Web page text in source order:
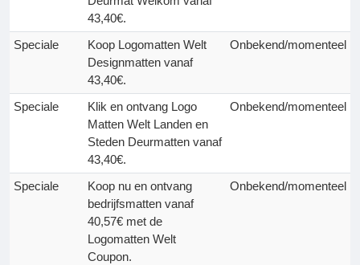
43,40€.
Speciale
Koop Logomatten Welt
Designmatten vanaf
43,40€.
Onbekend/momenteel
Speciale
Klik en ontvang Logo
Matten Welt Landen en
Steden Deurmatten vanaf
43,40€.
Onbekend/momenteel
Speciale
Koop nu en ontvang
bedrijfsmatten vanaf
40,57€ met de
Logomatten Welt
Coupon.
Onbekend/momenteel